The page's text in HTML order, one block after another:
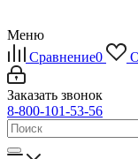
Меню
Сравнение0
Заказать звонок
8-800-101-53-56